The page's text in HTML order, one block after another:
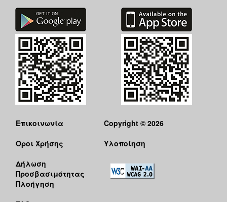
Επικοινωνία
Όροι Χρήσης
Δήλωση
Προσβασιμότητας
Πλοήγηση
Copyright © 2026
Υλοποίηση